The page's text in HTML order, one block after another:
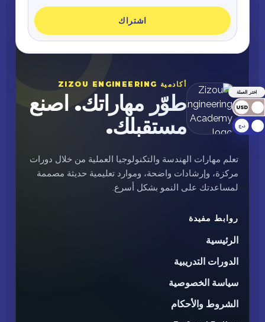
اشتراك
أكادمية ZIZOU ENGINEERING
طوّر مهاراتك. اصنع
مستقبلك.
تعلم مهارات الهندسة والتكنولوجيا العملية من خلال دورات
مركزة، وإرشادات واضحة، وموارد تعليمية حديثة مصممة
لمساعدتك على النمو بشكل أسرع.
روابط مفيدة
الرئيسية
الدورات التدريبية
سياسة الخصوصية
الشروط والأحكام
اختر العملة
USD
د.ج